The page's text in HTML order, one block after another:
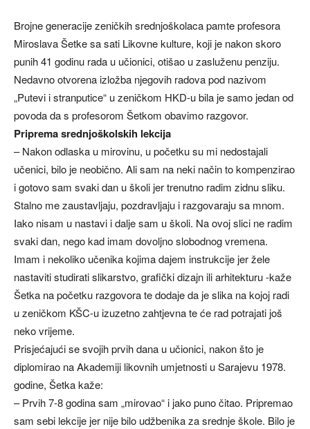
Brojne generacije zeničkih srednjoškolaca pamte profesora
Miroslava Šetke sa sati Likovne kulture, koji je nakon skoro
punih 41 godinu rada u učionici, otišao u zasluženu penziju.
Nedavno otvorena izložba njegovih radova pod nazivom
„Putevi i stranputice“ u zeničkom HKD-u bila je samo jedan od
povoda da s profesorom Šetkom obavimo razgovor.
Priprema srednjoškolskih lekcija
– Nakon odlaska u mirovinu, u početku su mi nedostajali
učenici, bilo je neobično. Ali sam na neki način to kompenzirao
i gotovo sam svaki dan u školi jer trenutno radim zidnu sliku.
Stalno me zaustavljaju, pozdravljaju i razgovaraju sa mnom.
Iako nisam u nastavi i dalje sam u školi. Na ovoj slici ne radim
svaki dan, nego kad imam dovoljno slobodnog vremena.
Imam i nekoliko učenika kojima dajem instrukcije jer žele
nastaviti studirati slikarstvo, grafički dizajn ili arhitekturu -kaže
Šetka na početku razgovora te dodaje da je slika na kojoj radi
u zeničkom KŠC-u izuzetno zahtjevna te će rad potrajati još
neko vrijeme.
Prisjećajući se svojih prvih dana u učionici, nakon što je
diplomirao na Akademiji likovnih umjetnosti u Sarajevu 1978.
godine, Šetka kaže:
– Prvih 7-8 godina sam „mirovao“ i jako puno čitao. Pripremao
sam sebi lekcije jer nije bilo udžbenika za srednje škole. Bilo je